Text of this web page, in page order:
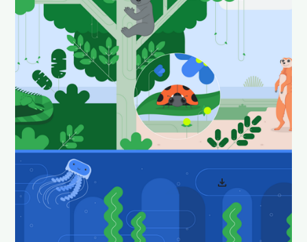
看！ 这些是 Android
Studio 中一些我们喜爱的
动物在其自然栖息地中的
照片。
下载并设置为壁纸，让您的桌面看起来时尚新颖。
下载 Android Studio 壁纸 download